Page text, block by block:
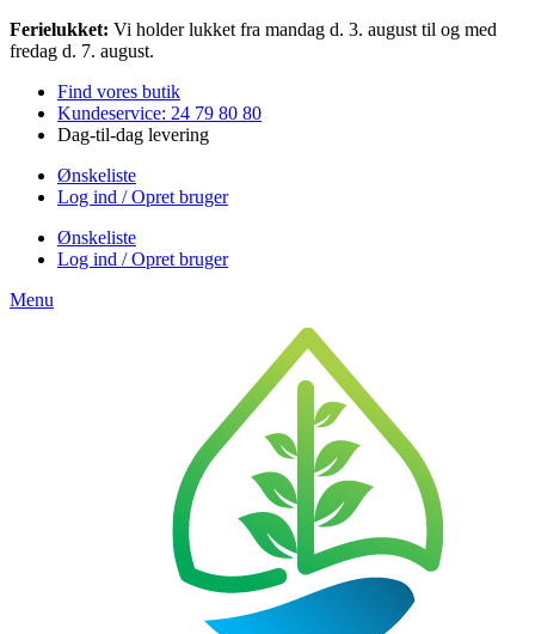
Videre
til
Ferielukket: Vi holder lukket fra mandag d. 3. august til og med
fredag d. 7. august.
Find vores butik
Kundeservice: 24 79 80 80
Dag-til-dag levering
Ønskeliste
Log ind / Opret bruger
Ønskeliste
Log ind / Opret bruger
Menu